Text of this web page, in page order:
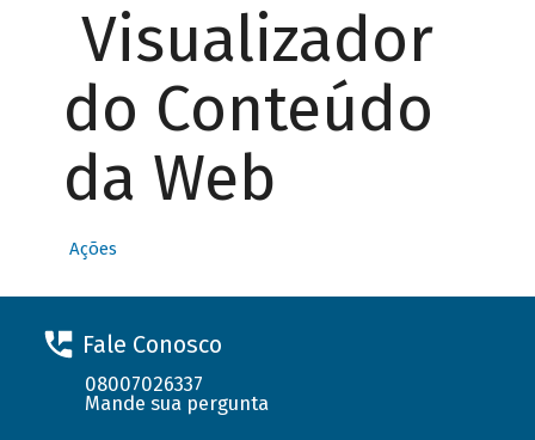
Visualizador
do Conteúdo
da Web
Ações
Fale Conosco
08007026337
Mande sua pergunta